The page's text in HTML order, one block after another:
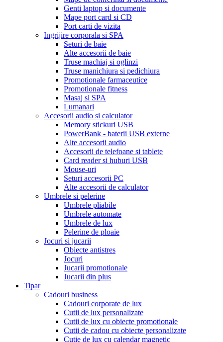
Genti laptop si documente
Mape port card si CD
Port carti de vizita
Ingrijire corporala si SPA
Seturi de baie
Alte accesorii de baie
Truse machiaj si oglinzi
Truse manichiura si pedichiura
Promotionale farmaceutice
Promotionale fitness
Masaj si SPA
Lumanari
Accesorii audio si calculator
Memory stickuri USB
PowerBank - baterii USB externe
Alte accesorii audio
Accesorii de telefoane si tablete
Card reader si huburi USB
Mouse-uri
Seturi accesorii PC
Alte accesorii de calculator
Umbrele si pelerine
Umbrele pliabile
Umbrele automate
Umbrele de lux
Pelerine de ploaie
Jocuri si jucarii
Obiecte antistres
Jocuri
Jucarii promotionale
Jucarii din plus
Tipar
Cadouri business
Cadouri corporate de lux
Cutii de lux personalizate
Cutii de lux cu obiecte promotionale
Cutii de cadou cu obiecte personalizate
Cutie de lux cu calendar magnetic